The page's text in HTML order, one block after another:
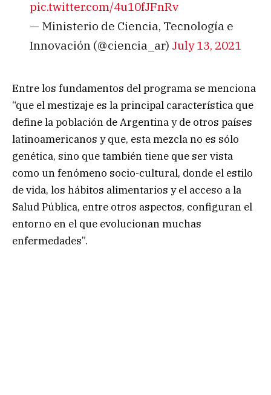
pic.twitter.com/4u10fJFnRv
— Ministerio de Ciencia, Tecnología e
Innovación (@ciencia_ar) July 13, 2021
Entre los fundamentos del programa se menciona
“que el mestizaje es la principal característica que
define la población de Argentina y de otros países
latinoamericanos y que, esta mezcla no es sólo
genética, sino que también tiene que ser vista
como un fenómeno socio-cultural, donde el estilo
de vida, los hábitos alimentarios y el acceso a la
Salud Pública, entre otros aspectos, configuran el
entorno en el que evolucionan muchas
enfermedades”.